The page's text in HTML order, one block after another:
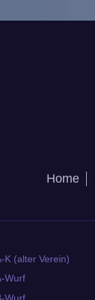
Home
K (alter Verein)
Wurf
Wurf